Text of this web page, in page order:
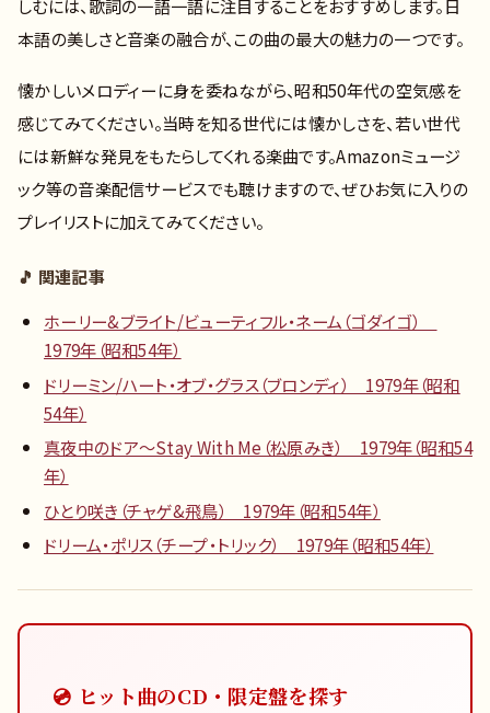
しむには、歌詞の一語一語に注目することをおすすめします。日
本語の美しさと音楽の融合が、この曲の最大の魅力の一つです。
懐かしいメロディーに身を委ねながら、昭和50年代の空気感を
感じてみてください。当時を知る世代には懐かしさを、若い世代
には新鮮な発見をもたらしてくれる楽曲です。Amazonミュージ
ック等の音楽配信サービスでも聴けますので、ぜひお気に入りの
プレイリストに加えてみてください。
🎵 関連記事
ホーリー&ブライト/ビューティフル・ネーム（ゴダイゴ）
1979年（昭和54年）
ドリーミン/ハート・オブ・グラス（ブロンディ） 1979年（昭和
54年）
真夜中のドア〜Stay With Me（松原みき） 1979年（昭和54
年）
ひとり咲き（チャゲ&飛鳥） 1979年（昭和54年）
ドリーム・ポリス（チープ・トリック） 1979年（昭和54年）
💿 ヒット曲のCD・限定盤を探す